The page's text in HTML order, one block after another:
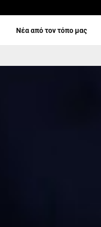
Νέα από τον τόπο μας